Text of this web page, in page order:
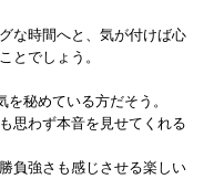
な時間へと、気が付けば心
とでしょう。
秘めている方だそう。
思わず本音を見せてくれる
負強さも感じさせる楽しい